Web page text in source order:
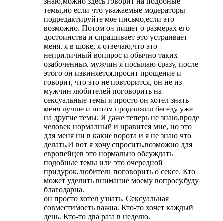
темы,но если что уважаемые модераторы
подредактируйте мое письмо,если это
возможно. Потом он пишет о размерах его
достоинства и спрашивает это устраивает
меня. я в шоке, я отвечаю,что это
неприличный воппрос и обычно таких
озабоченных мужчин я посылаю сразу, после
этого он извиняется,просит прощение и
говорит, что это не повторится, он не из
мужчин любителей поговорить на
сексуальные темы и просто он хотел знать
меня лучше и потом продолжил беседу уже
на другие темы. Я даже теперь не знаю,вроде
человек нормалный и нравится мне, но это
для меня ни в какие ворота и я не знаю что
делать.И вот я хочу спросить,возможно для
европейцев это нормально обсуждать
подобные темы или это очередной
придурок,любитель поговорить о сексе. Кто
может уделить внимание моему вопросу,буду
благодарна.
он просто хотел узнать. Сексуальная
совместимость важна. Кто-то хочет каждый
день. Кто-то два раза в неделю.